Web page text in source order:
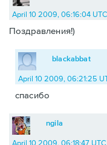
April 10 2009, 06:16:04 UTC
Поздравления!)
blackabbat
April 10 2009, 06:21:25
спасибо
ngila
April 10 2009, 06:18:47 UTC